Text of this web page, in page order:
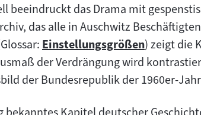
beeindruckt das Drama mit
das alle in Auschwitz
Zum
Inhalt:
Einstellungsgrößen) zeigt die
der Verdrängung wird
der Bundesrepublik der 1960er-